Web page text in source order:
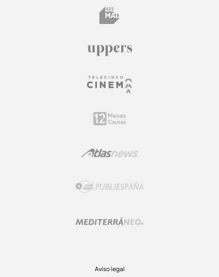
Aviso legal